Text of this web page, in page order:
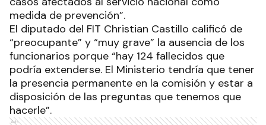
medida de prevención”.
El diputado del FIT Christian Castillo calificó de
“preocupante” y “muy grave” la ausencia de los
funcionarios porque “hay 124 fallecidos que
podría extenderse. El Ministerio tendría que tener
la presencia permanente en la comisión y estar a
disposición de las preguntas que tenemos que
hacerle”.
Ads